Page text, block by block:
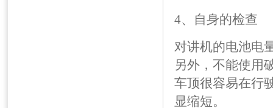
4、自身的检查
对讲机的电池电
另外，不能使用
车顶很容易在行
显缩短。